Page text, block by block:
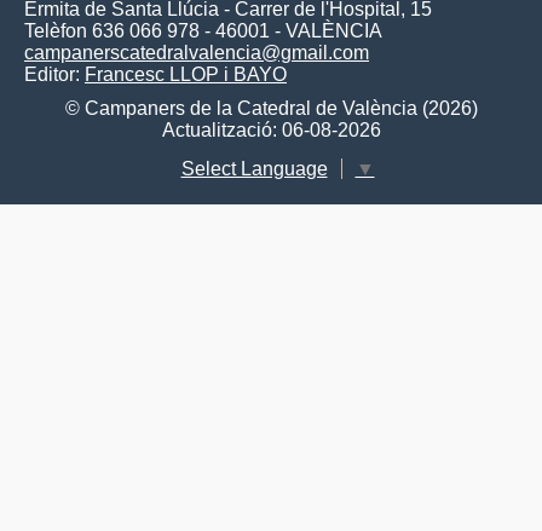
Ermita de Santa Llúcia - Carrer de l'Hospital, 15
Telèfon 636 066 978 - 46001 - VALÈNCIA
campanerscatedralvalencia@gmail.com
Editor: Francesc LLOP i BAYO
© Campaners de la Catedral de València (2026)
Actualització: 06-08-2026
Select Language
▼